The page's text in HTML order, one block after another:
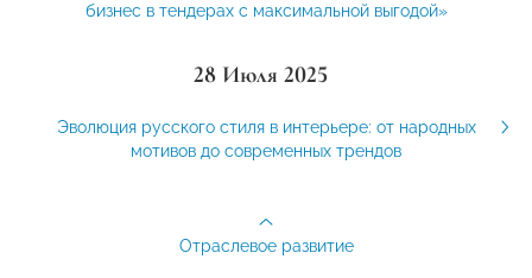
бизнес в тендерах с максимальной выгодой»
28 Июля 2025
Эволюция русского стиля в интерьере: от народных
мотивов до современных трендов
Отраслевое развитие